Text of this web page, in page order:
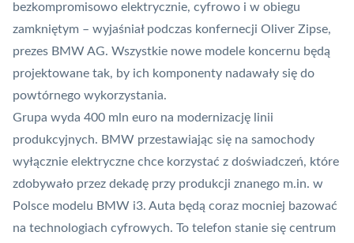
bezkompromisowo elektrycznie, cyfrowo i w obiegu
zamkniętym – wyjaśniał podczas konfernecji Oliver Zipse,
prezes BMW AG. Wszystkie nowe modele koncernu będą
projektowane tak, by ich komponenty nadawały się do
powtórnego wykorzystania.
Grupa wyda 400 mln euro na modernizację linii
produkcyjnych. BMW przestawiając się na samochody
wyłącznie elektryczne chce korzystać z doświadczeń, które
zdobywało przez dekadę przy produkcji znanego m.in. w
Polsce modelu BMW i3. Auta będą coraz mocniej bazować
na technologiach cyfrowych. To telefon stanie się centrum